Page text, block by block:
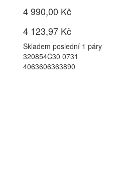
4 990,00 Kč
4 123,97 Kč
Skladem poslední 1 páry
320854C30 0731
4063606363890